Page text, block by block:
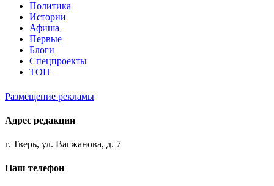
Политика
Истории
Афиша
Первые
Блоги
Спецпроекты
ТОП
Размещение рекламы
Адрес редакции
г. Тверь, ул. Вагжанова, д. 7
Наш телефон